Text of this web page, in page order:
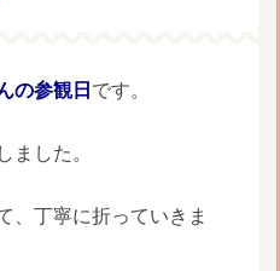
の参観日 です。
ました。
、丁寧に折っていきま